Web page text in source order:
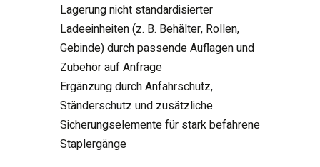
Lagerung nicht standardisierter
Ladeeinheiten (z. B. Behälter, Rollen,
Gebinde) durch passende Auflagen und
Zubehör auf Anfrage
Ergänzung durch Anfahrschutz,
Ständerschutz und zusätzliche
Sicherungselemente für stark befahrene
Staplergänge